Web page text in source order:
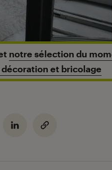
notre sélection du
et bricolage